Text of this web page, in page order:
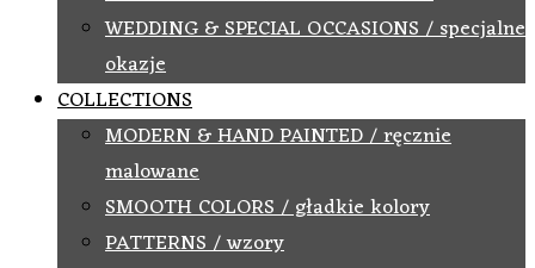
WEDDING & SPECIAL OCCASIONS / specjalne
okazje
COLLECTIONS
MODERN & HAND PAINTED / ręcznie
malowane
SMOOTH COLORS / gładkie kolory
PATTERNS / wzory